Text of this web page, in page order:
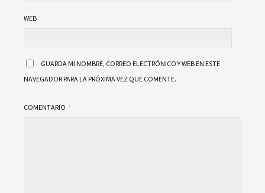
WEB
GUARDA MI NOMBRE, CORREO ELECTRÓNICO Y WEB EN ESTE
NAVEGADOR PARA LA PRÓXIMA VEZ QUE COMENTE.
COMENTARIO